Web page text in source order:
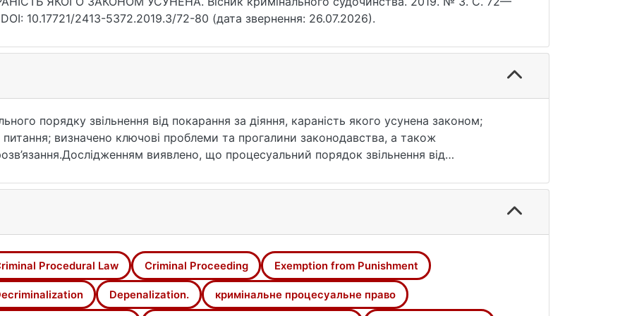
10.17721/2413-5372.2019.3/72-80 (дата звернення: 26.07.2026).
порядку звільнення від покарання за діяння, караність якого усунена законом;
визначено ключові проблеми та прогалини законодавства, а також
виявлено, що процесуальний порядок звільнення від
порядку звільнення особи від призначеного судом покарання за діяння, караність
проблем, пов’язаних з процесуальним порядком звільнення від призначеного покарання
злочинність діяння, та внесення пропозицій щодо вдосконалення чинного
і публікацій вивчено стан дослідження питань звільнення від покарання, призначеного
діяння, за яке було засуджено особу (ч. 2 ст. 74 КК). Обґрунтовано висновок про те, що
від покарання є недостатньо дослідженим.
Procedural Law Criminal Proceeding Exemption from Punishment
Depenalization. кримінальне процесуальне право